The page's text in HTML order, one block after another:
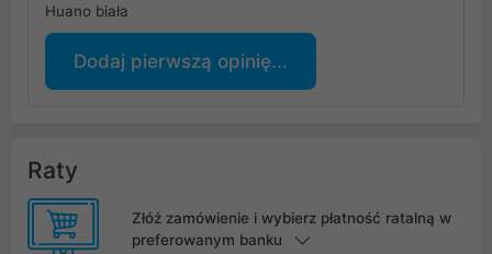
Huano biała
Dodaj pierwszą opinię...
Raty
Złóż zamówienie i wybierz płatność ratalną w
preferowanym banku